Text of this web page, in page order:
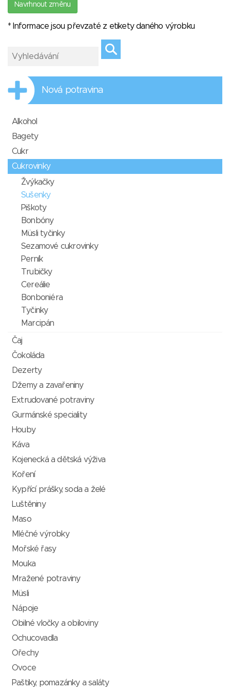
Navrhnout změnu
* Informace jsou převzaté z etikety daného výrobku
Nová potravina
Alkohol
Bagety
Cukr
Cukrovinky
Žvýkačky
Sušenky
Piškoty
Bonbóny
Müsli tyčinky
Sezamové cukrovinky
Perník
Trubičky
Cereálie
Bonboniéra
Tyčinky
Marcipán
Čaj
Čokoláda
Dezerty
Džemy a zavařeniny
Extrudované potraviny
Gurmánské speciality
Houby
Káva
Kojenecká a dětská výživa
Koření
Kypřící prášky, soda a želé
Luštěniny
Maso
Mléčné výrobky
Mořské řasy
Mouka
Mražené potraviny
Müsli
Nápoje
Obilné vločky a obiloviny
Ochucovadla
Ořechy
Ovoce
Paštiky, pomazánky a saláty